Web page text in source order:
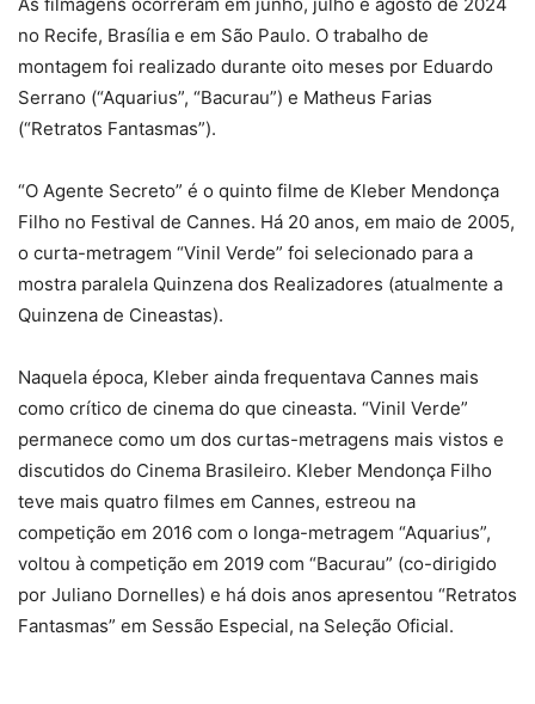
no Recife, Brasília e em São Paulo. O trabalho de
montagem foi realizado durante oito meses por Eduardo
Serrano (“Aquarius”, “Bacurau”) e Matheus Farias
(“Retratos Fantasmas”).
“O Agente Secreto” é o quinto filme de Kleber Mendonça
Filho no Festival de Cannes. Há 20 anos, em maio de 2005,
o curta-metragem “Vinil Verde” foi selecionado para a
mostra paralela Quinzena dos Realizadores (atualmente a
Quinzena de Cineastas).
Naquela época, Kleber ainda frequentava Cannes mais
como crítico de cinema do que cineasta. “Vinil Verde”
permanece como um dos curtas-metragens mais vistos e
discutidos do Cinema Brasileiro. Kleber Mendonça Filho
teve mais quatro filmes em Cannes, estreou na
competição em 2016 com o longa-metragem “Aquarius”,
voltou à competição em 2019 com “Bacurau” (co-dirigido
por Juliano Dornelles) e há dois anos apresentou “Retratos
Fantasmas” em Sessão Especial, na Seleção Oficial.